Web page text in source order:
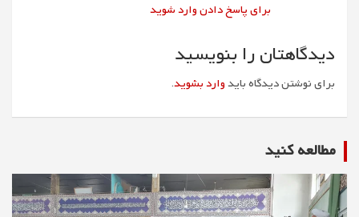
برای پاسخ دادن وارد شوید
دیدگاهتان را بنویسید
برای نوشتن دیدگاه بایدوارد بشوید.
مطالعه كنيد